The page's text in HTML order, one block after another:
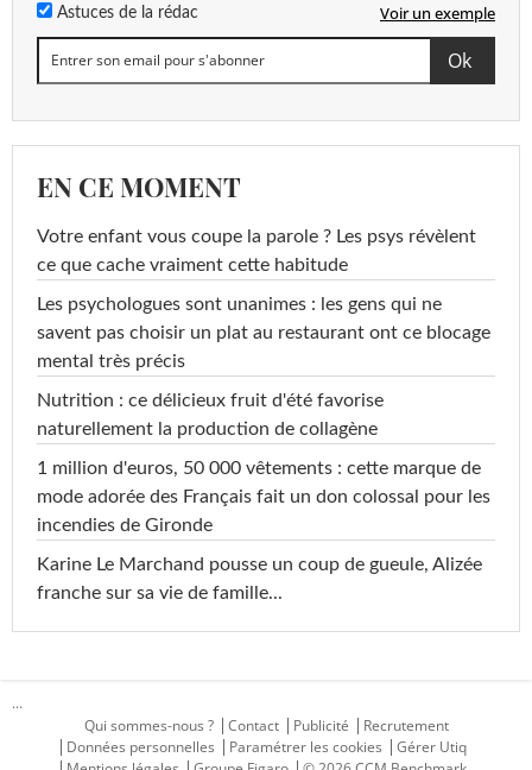
Astuces de la rédac Voir un exemple
EN CE MOMENT
Votre enfant vous coupe la parole ? Les psys révèlent
ce que cache vraiment cette habitude
Les psychologues sont unanimes : les gens qui ne
savent pas choisir un plat au restaurant ont ce blocage
mental très précis
Nutrition : ce délicieux fruit d'été favorise
naturellement la production de collagène
1 million d'euros, 50 000 vêtements : cette marque de
mode adorée des Français fait un don colossal pour les
incendies de Gironde
Karine Le Marchand pousse un coup de gueule, Alizée
franche sur sa vie de famille...
...
Qui sommes-nous ?
Contact Publicité
Recrutement
Données personnelles
Paramétrer les cookies
Gérer Utiq